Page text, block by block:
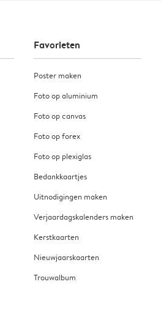
Favorieten
Poster maken
Foto op aluminium
Foto op canvas
Foto op forex
Foto op plexiglas
Bedankkaartjes
Uitnodigingen maken
Verjaardagskalenders maken
Kerstkaarten
Nieuwjaarskaarten
Trouwalbum